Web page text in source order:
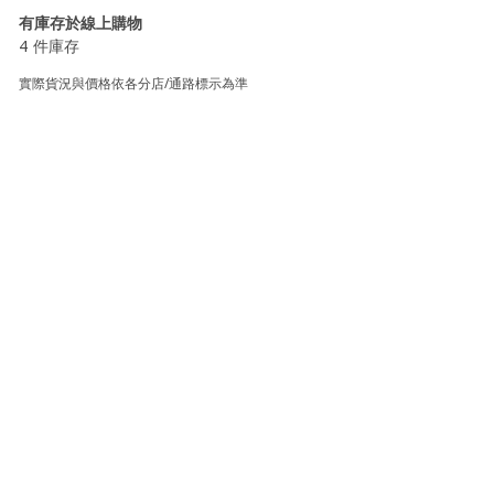
有庫存於線上購物
4 件庫存
實際貨況與價格依各分店/通路標示為準